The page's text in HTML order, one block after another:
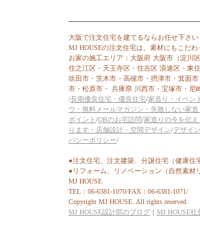
大阪で注文住宅を建てるならお任せ下さ
MJ HOUSEの注文住宅は、素材にもこだ
お家の施工エリア：大阪府 大阪市（淀川
住之江区・天王寺区・住吉区 浪速区・東
吹田市・茨木市・高槻市・摂津市・箕面
市・松原市・ 兵庫県 川西市・宝塚市・尼
/長期優良住宅・優良住宅/家造り・イベン
ウ・無料メールマガジン・失敗しない家造
ポイント/OBのお宅訪問/家造りの今を伝
ります・店舗設計・空間デザイン/デザイ
バシーポリシー/
●注文住宅、注文建築、分譲住宅（健康
●リフォーム、リノベーション（自然素材
MJ HOUSE
TEL：06-6381-1070/FAX：06-6381-1071/
Copyright MJ HOUSE. All rights reserved.
MJ HOUSE設計部のブログ ｜ MJ HOUSE社